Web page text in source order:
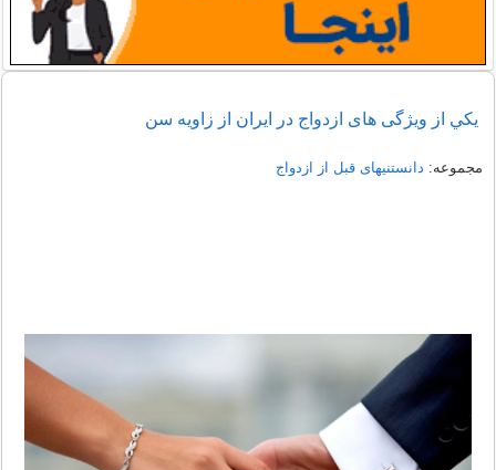
يكي از ويژگی های ازدواج در ايران از زاويه سن
مجموعه: دانستنیهای قبل از ازدواج